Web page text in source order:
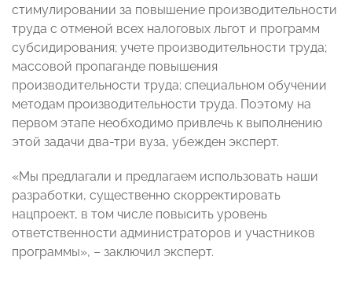
стимулировании за повышение производительности
труда с отменой всех налоговых льгот и программ
субсидирования; учете производительности труда;
массовой пропаганде повышения
производительности труда; специальном обучении
методам производительности труда. Поэтому на
первом этапе необходимо привлечь к выполнению
этой задачи два-три вуза, убежден эксперт.
«Мы предлагали и предлагаем использовать наши
разработки, существенно скорректировать
нацпроект, в том числе повысить уровень
ответственности администраторов и участников
программы», – заключил эксперт.